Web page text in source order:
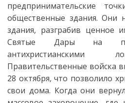
предпринимательские
общественные здания. Они
здания, разграбив ценное
Святые Дары на
антихристианскими
Правительственные войска
28 октября, что позволило
свои дома. Когда они